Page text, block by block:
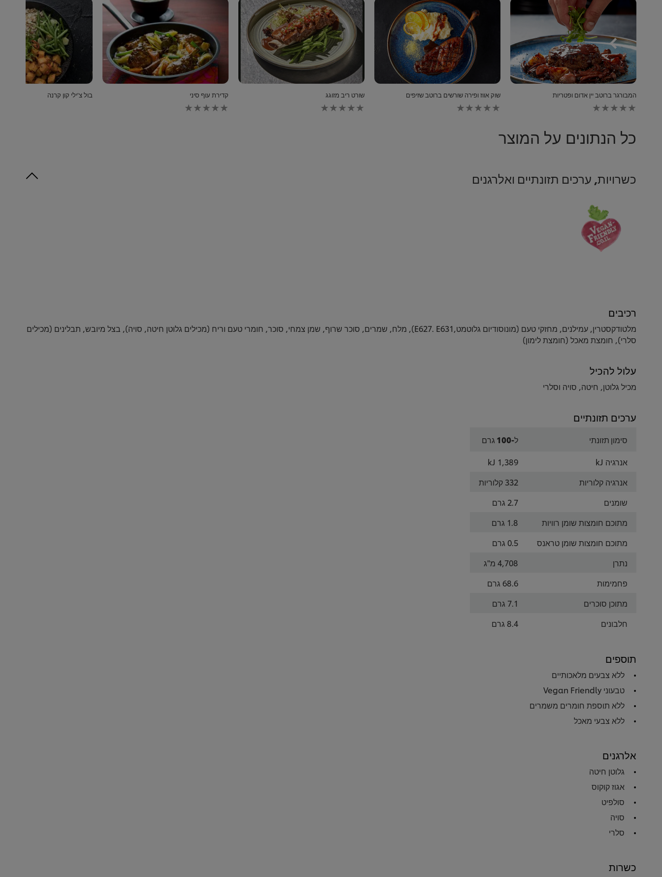
המבורגר ברוטב יין אדום ופטריות
נשלחו
recipe
שוק אווז ופירה שורשים ברוטב שזיפים
נשלחו
שורט ריב מזוגג
נשלחו
קדירת עוף סיני בול צ'ילי קון קרנה
כל הנתונים על המוצר
כשרויות, ערכים תזונתיים ואלרגנים
רכיבים
מלטודקסטרין, עמילנים, מחזקי טעם (מונוסודיום גלוטמט,E627. E631), מלח, שמרים, סוכר שרוף, שמן צמחי, סוכר, חומרי טעם וריח (מכילים גלוטן חיטה, סויה), בצל מיובש, תבלינים (מכילים
סלרי), חומצת מאכל (חומצת לימון)
עלול להכיל
מכיל גלוטן, חיטה, סויה וסלרי
ערכים תזונתיים
סימון תזונתי
ל-100 גרם
אנרגיה kJ
1,389 kJ
אנרגיה קלוריות
332 קלוריות
שומנים
2.7 גרם
מתוכם חומצות שומן רוויות
1.8 גרם
מתוכם חומצות שומן טראנס
0.5 גרם
נתרן
4,708 מ"ג
פחמימות
68.6 גרם
מתוכן סוכרים
7.1 גרם
חלבונים
8.4 גרם
תוספים
ללא צבעים מלאכותיים
טבעוני Vegan Friendly
ללא תוספת חומרים משמרים
ללא צבעי מאכל
אלרגנים
גלוטן חיטה
אגוז קוקוס
סולפיט
סויה
סלרי
כשרות